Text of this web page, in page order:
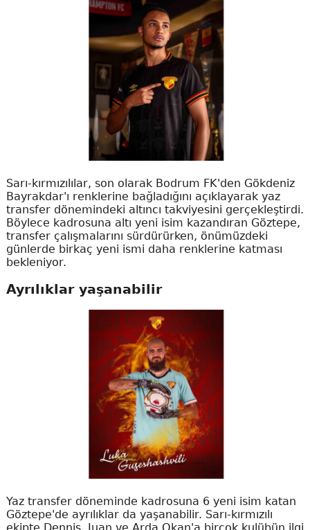
Sarı-kırmızılılar, son olarak Bodrum FK'den Gökdeniz
Bayrakdar'ı renklerine bağladığını açıklayarak yaz
transfer dönemindeki altıncı takviyesini gerçekleştirdi.
Böylece kadrosuna altı yeni isim kazandıran Göztepe,
transfer çalışmalarını sürdürürken, önümüzdeki
günlerde birkaç yeni ismi daha renklerine katması
bekleniyor.
Ayrılıklar yaşanabilir
Yaz transfer döneminde kadrosuna 6 yeni isim katan
Göztepe'de ayrılıklar da yaşanabilir. Sarı-kırmızılı